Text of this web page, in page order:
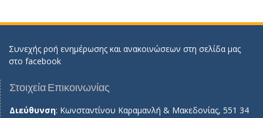
Συνεχής ροή ενημέρωσης και ανακοινώσεων στη σελίδα μας
στο facebook
Στοιχεία Επικοινωνίας
Διεύθυνση: Κωνσταντίνου Καραμανλή & Μακεδονίας, 551 34